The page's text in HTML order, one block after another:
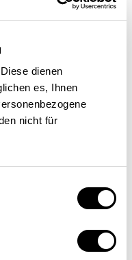
dienen
es, Ihnen
nicht für
della Svizzera